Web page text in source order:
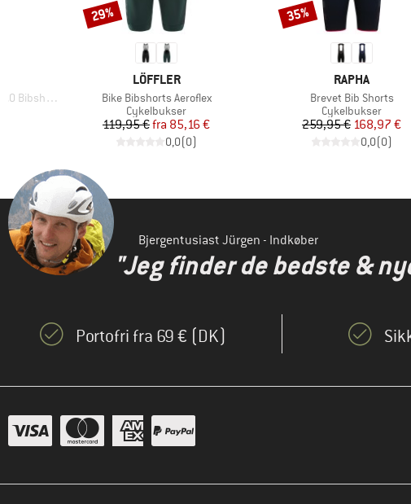
Bibshorts
MÆRKE
LÖFFLER
Artikel
Bike Bibshorts Aeroflex
Produktgruppe
Cykelbukser
Pris
119,95 € Nedsat pris
fra 85,16 €
0,0(0)
Rabat
29%
MÆRKE
RAPHA
Artikel
Brevet Bib Shorts
Produktgruppe
Cykelbukser
Pris
259,95 €Nedsat pris
168,97 €
0,0(0)
Rabat
35%
Bjergentusiast Jürgen - Indkøber
"Jeg finder de bedste &
Portofri fra 69 € (DK)